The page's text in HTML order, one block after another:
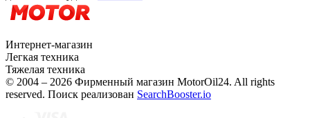
Интернет-магазин
Легкая техника
Тяжелая техника
© 2004 – 2026 Фирменный магазин MotorOil24. All rights
reserved. Поиск реализован SearchBooster.io